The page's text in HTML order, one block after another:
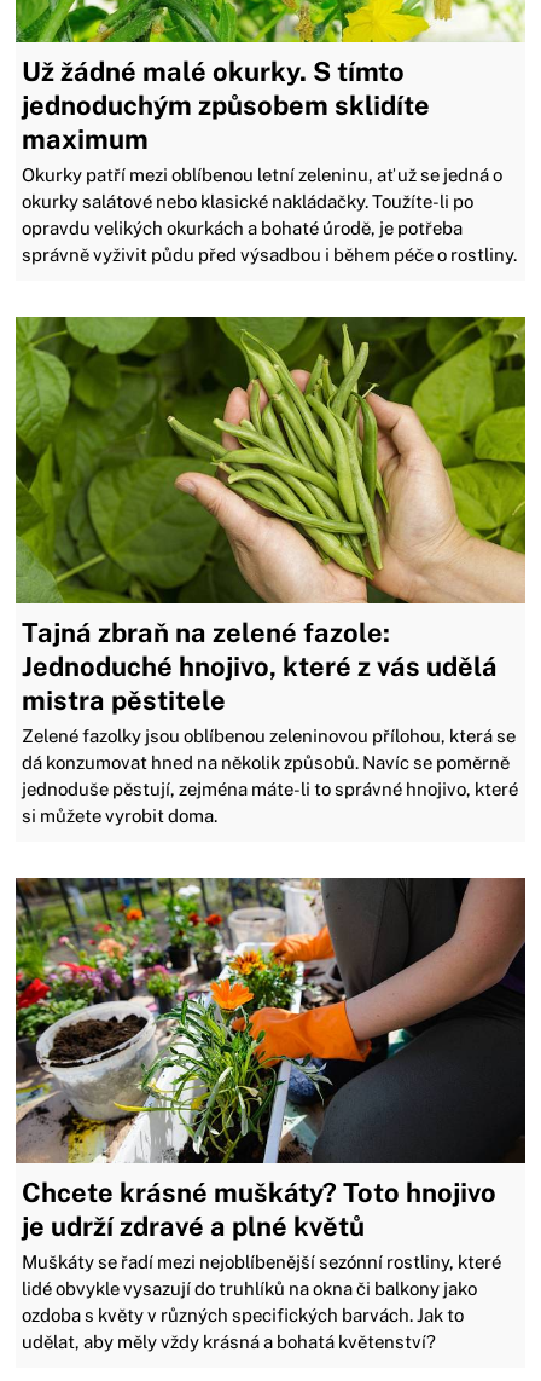
Už žádné malé okurky. S tímto
jednoduchým způsobem sklidíte
maximum
Okurky patří mezi oblíbenou letní zeleninu, ať už se jedná o
okurky salátové nebo klasické nakládačky. Toužíte-li po
opravdu velikých okurkách a bohaté úrodě, je potřeba
správně vyživit půdu před výsadbou i během péče o rostliny.
Tajná zbraň na zelené fazole:
Jednoduché hnojivo, které z vás udělá
mistra pěstitele
Zelené fazolky jsou oblíbenou zeleninovou přílohou, která se
dá konzumovat hned na několik způsobů. Navíc se poměrně
jednoduše pěstují, zejména máte-li to správné hnojivo, které
si můžete vyrobit doma.
Chcete krásné muškáty? Toto hnojivo
je udrží zdravé a plné květů
Muškáty se řadí mezi nejoblíbenější sezónní rostliny, které
lidé obvykle vysazují do truhlíků na okna či balkony jako
ozdoba s květy v různých specifických barvách. Jak to
udělat, aby měly vždy krásná a bohatá květenství?